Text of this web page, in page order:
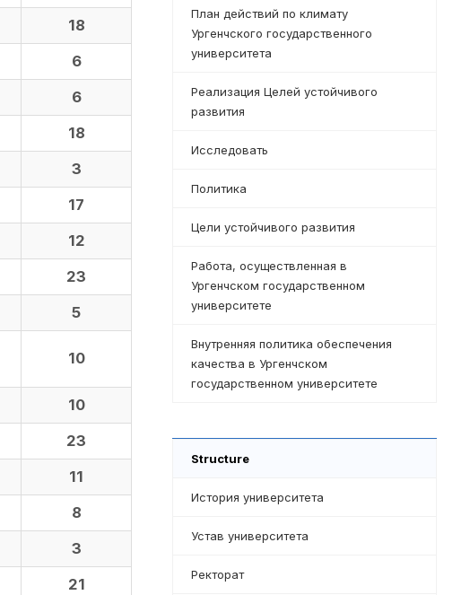
18
6
6
18
3
17
12
23
5
10
10
23
11
8
3
21
План действий по климату
Ургенчского государственного
университета
Реализация Целей устойчивого
развития
Исследовать
Политика
Цели устойчивого развития
Работа, осуществленная в
Ургенчском государственном
университете
Внутренняя политика обеспечения
качества в Ургенчском
государственном университете
Structure
История университета
Устав университета
Ректорат